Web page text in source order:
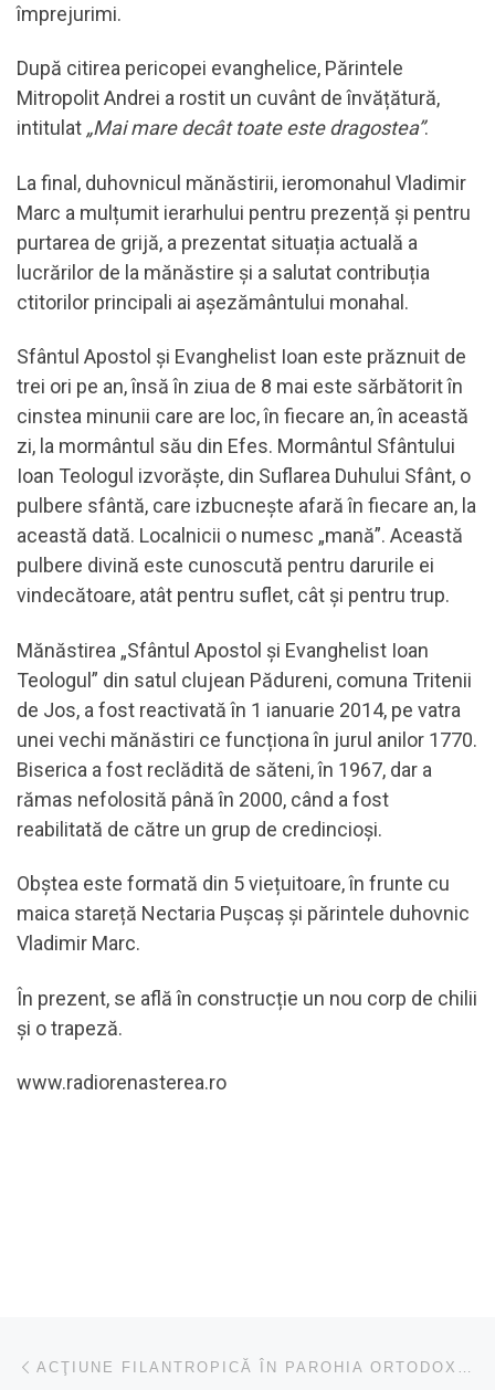
împrejurimi.
După citirea pericopei evanghelice, Părintele
Mitropolit Andrei a rostit un cuvânt de învățătură,
intitulat „Mai mare decât toate este dragostea”.
La final, duhovnicul mănăstirii, ieromonahul Vladimir
Marc a mulțumit ierarhului pentru prezență și pentru
purtarea de grijă, a prezentat situația actuală a
lucrărilor de la mănăstire și a salutat contribuția
ctitorilor principali ai așezământului monahal.
Sfântul Apostol și Evanghelist Ioan este prăznuit de
trei ori pe an, însă în ziua de 8 mai este sărbătorit în
cinstea minunii care are loc, în fiecare an, în această
zi, la mormântul său din Efes. Mormântul Sfântului
Ioan Teologul izvorăște, din Suflarea Duhului Sfânt, o
pulbere sfântă, care izbucnește afară în fiecare an, la
această dată. Localnicii o numesc „mană”. Această
pulbere divină este cunoscută pentru darurile ei
vindecătoare, atât pentru suflet, cât și pentru trup.
Mănăstirea „Sfântul Apostol și Evanghelist Ioan
Teologul” din satul clujean Pădureni, comuna Tritenii
de Jos, a fost reactivată în 1 ianuarie 2014, pe vatra
unei vechi mănăstiri ce funcționa în jurul anilor 1770.
Biserica a fost reclădită de săteni, în 1967, dar a
rămas nefolosită până în 2000, când a fost
reabilitată de către un grup de credincioși.
Obștea este formată din 5 viețuitoare, în frunte cu
maica stareță Nectaria Pușcaș și părintele duhovnic
Vladimir Marc.
În prezent, se află în construcție un nou corp de chilii
și o trapeză.
www.radiorenasterea.ro
Navigare în articole